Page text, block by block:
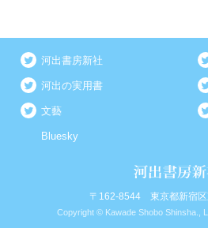
河出書房新社
河出の実用書
文藝
Bluesky
〒162-8544 東京都新宿区
Copyright © Kawade Shobo Shinsha.,